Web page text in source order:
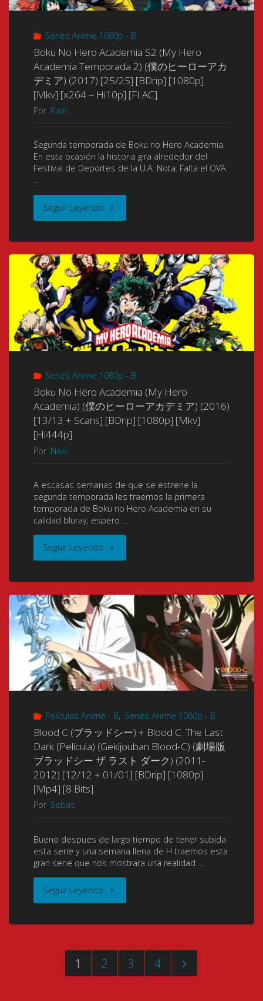
2025
+
Reyes
2026!]"
ょ
び
っ
ち
[2017]
01/01
Extras]
[BDrip]
[Mkv]
[10
[HEVC
Ma10p
FLAC]
[NUEVO
ー
ズ)
(2016)
[12/12
Especial
01/01]
[Mkv]
[Ma10p-
HEVC-
X265]
[FLAC]"
Zamudo)
(亡
念
ザ
ム
ド)
(2009)
[BDrip]
[1080p]
[Mkv]
[8
Bits]
[5.1
Surround]"
Series Anime 1080p - B
Boku No Hero Academia S2 (My Hero
Academia Temporada 2) (僕のヒーローアカ
デミア) (2017) [25/25] [BDrip] [1080p]
[Mkv] [x264 – Hi10p] [FLAC]
Por Ram
Segunda temporada de Boku no Hero Academia.
En esta ocasión la historia gira alrededor del
Festival de Deportes de la U.A. Nota: Falta el OVA
…
Seguir Leyendo "Boku
Hero
Academia
S2
(My
Academia
Temporada
の
ヒ
ー
ロ
ア
カ
デ
ミ
ア)
(2017)
[25/25]
[Mkv]
[x264
Series Anime 1080p - B
Boku No Hero Academia (My Hero
Academia) (僕のヒーローアカデミア) (2016)
[13/13 + Scans] [BDrip] [1080p] [Mkv]
[Hi444p]
Por Nikki
A escasas semanas de que se estrene la
segunda temporada les traemos la primera
temporada de Boku no Hero Academia en su
calidad bluray, espero …
Seguir Leyendo "Boku
Hero
Academia
(My
Hero
の
ヒ
ー
ア
カ
デ
ミ
ア)
Películas Anime - B, Series Anime 1080p - B
Blood C (ブラッドシー) + Blood C: The Last
Dark (Película) (Gekijouban Blood-C) (劇場版
ブラッドシー ザ ラスト ダーク) (2011-
2012) [12/12 + 01/01] [BDrip] [1080p]
[Mp4] [8 Bits]
Por Sebas
Bueno despues de largo tiempo de tener subida
esta serie y una semana llena de H traemos esta
gran serie que nos mostrara una realidad …
Seguir Leyendo "Blood
ラ
1 2 3 4